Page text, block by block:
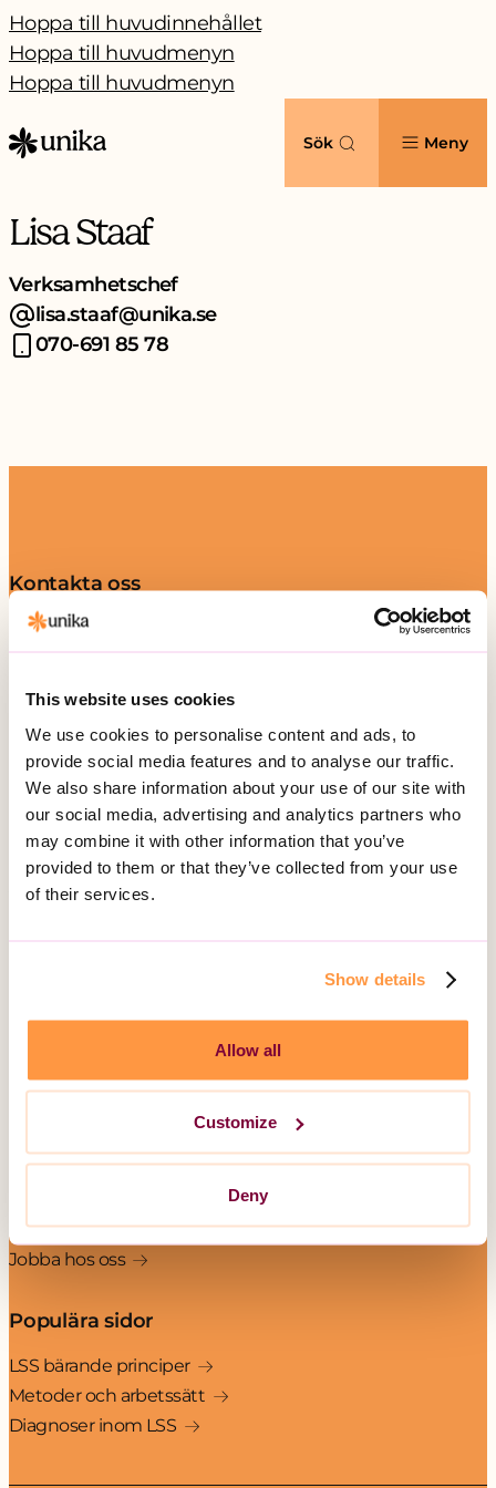
This website uses cookies
We use cookies to personalise content and ads, to
provide social media features and to analyse our traffic.
We also share information about your use of our site with
our social media, advertising and analytics partners who
may combine it with other information that you’ve
provided to them or that they’ve collected from your use
of their services.
Show details
Allow all
Customize
Deny
Hoppa till huvudinnehållet
Hoppa till huvudmenyn
Hoppa till huvudmenyn
Sök Meny
Lisa Staaf
Verksamhetschef
lisa.staaf@unika.se
070-691 85 78
Kontakta oss
Telefon:010-161 54 51
Hälsingegatan 49
113 31 Stockholm
Postadress:
Box 3020, 103 61 Stockholm
Vårt erbjudande
Daglig verksamhet
Boende för barn och ungdom
Unika Assistans
Övrig information
Kontakt
Jobba hos oss
Populära sidor
LSS bärande principer
Metoder och arbetssätt
Diagnoser inom LSS